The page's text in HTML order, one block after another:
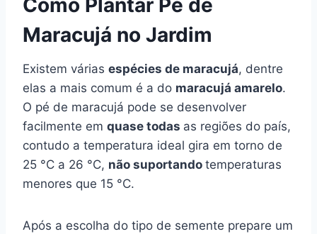
Como Plantar Pé de
Maracujá no Jardim
Existem várias espécies de maracujá, dentre
elas a mais comum é a do maracujá amarelo.
O pé de maracujá pode se desenvolver
facilmente em quase todas as regiões do país,
contudo a temperatura ideal gira em torno de
25 °C a 26 °C, não suportando temperaturas
menores que 15 °C.
Após a escolha do tipo de semente prepare um